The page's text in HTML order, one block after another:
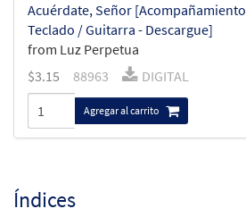
Acuérdate, Señor [Acompañamiento
Teclado / Guitarra - Descargue]
from Luz Perpetua
$3.15 88963 DIGITAL
Agregar al carrito
Índices